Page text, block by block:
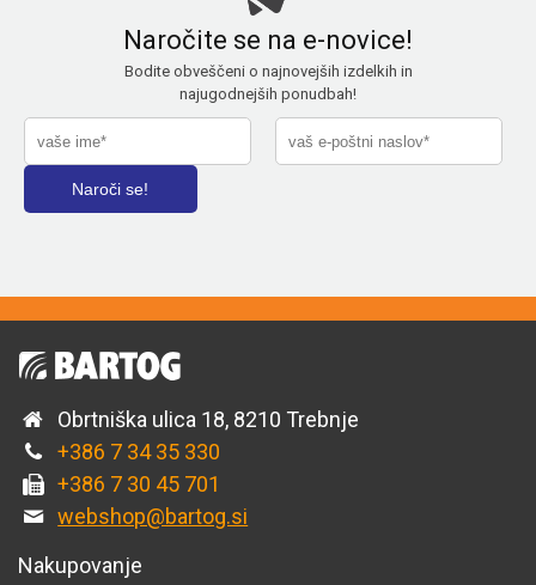
Naročite se na e-novice!
Bodite obveščeni o najnovejših izdelkih in
najugodnejših ponudbah!
Obrtniška ulica 18, 8210 Trebnje
+386 7 34 35 330
+386 7 30 45 701
webshop@bartog.si
Nakupovanje